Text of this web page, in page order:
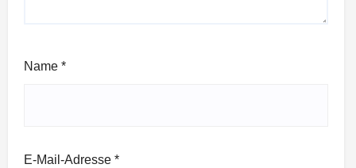
Name *
E-Mail-Adresse *